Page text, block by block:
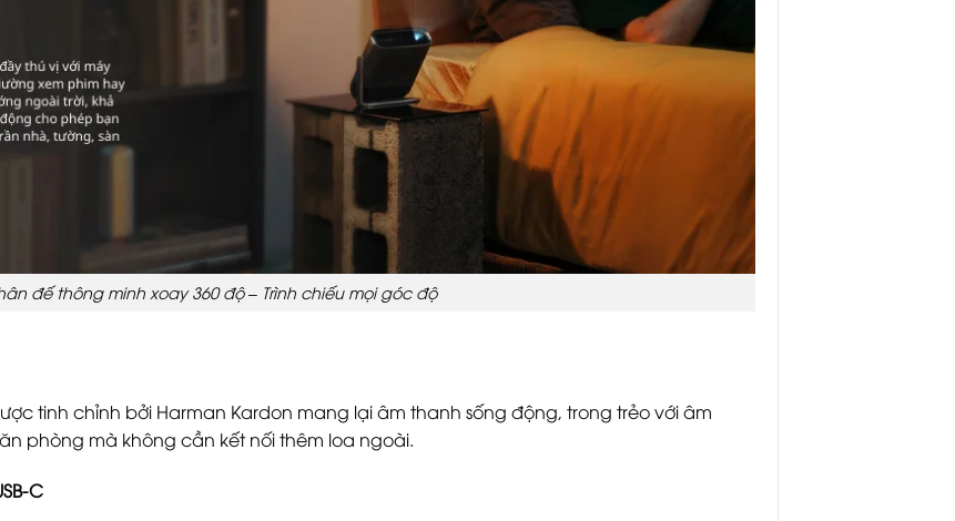
đế thông minh xoay 360 độ – Trình chiếu mọi góc độ
tinh chỉnh bởi Harman Kardon mang lại âm thanh sống động, trong trẻo với âm
phòng mà không cần kết nối thêm loa ngoài.
C